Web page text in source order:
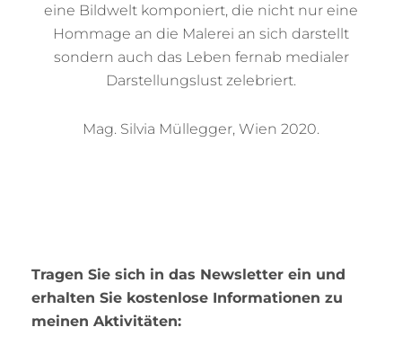
eine Bildwelt komponiert, die nicht nur eine
Hommage an die Malerei an sich darstellt
sondern auch das Leben fernab medialer
Darstellungslust zelebriert.
Mag. Silvia Müllegger, Wien 2020.
Tragen Sie sich in das Newsletter ein und
erhalten Sie kostenlose Informationen zu
meinen Aktivitäten: